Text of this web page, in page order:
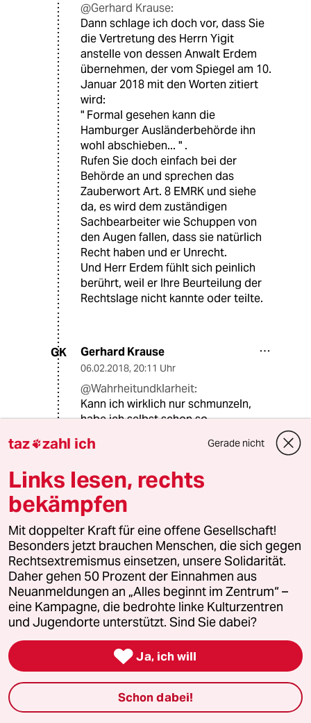
@Gerhard Krause:
Dann schlage ich doch vor, dass Sie
die Vertretung des Herrn Yigit
anstelle von dessen Anwalt Erdem
übernehmen, der vom Spiegel am 10.
Januar 2018 mit den Worten zitiert
wird:
" Formal gesehen kann die
Hamburger Ausländerbehörde ihn
wohl abschieben... " .
Rufen Sie doch einfach bei der
Behörde an und sprechen das
Zauberwort Art. 8 EMRK und siehe
da, es wird dem zuständigen
Sachbearbeiter wie Schuppen von
den Augen fallen, dass sie natürlich
Recht haben und er Unrecht.
Und Herr Erdem fühlt sich peinlich
berührt, weil er Ihre Beurteilung der
Rechtslage nicht kannte oder teilte.
GK Gerhard Krause
06.02.2018, 20:11 Uhr
@Wahrheitundklarheit:
Kann ich wirklich nur schmunzeln,
habe ich selbst schon so
entschieden. :-))
Die Sachbearbeiter in einer
der falschen Stelle, haben leider idR
nur eine Ausbildung für den mittleren
und noch im besten Fall für den
gehobenen Dienst. Da marschiert "8
EMRK" entweder zum Chef oder ins
Rechtsamt.
Wir verzetteln uns indes an einer
falschen Stelle. An dem Fall "stimmt"
etwas nicht, was sich doch wohl ganz
oder teilweise in der zumindest mir
Womöglich war Herr Yigit auch lange
lange Zeit eben nicht Inhaber eines
Aufenthaltstitels. Ich habe eine
Nebenerwägung angestellt und Sie
haben sich daraufhin einen
taz zahl ich Gerade nicht
Links lesen, rechts
bekämpfen
Mit doppelter Kraft für eine offene Gesellschaft!
Besonders jetzt brauchen Menschen, die sich gegen
Rechtsextremismus einsetzen, unsere Solidarität.
Daher gehen 50 Prozent der Einnahmen aus
Neuanmeldungen an „Alles beginnt im Zentrum“ –
eine Kampagne, die bedrohte linke Kulturzentren
und Jugendorte unterstützt. Sind Sie dabei?
 Ja, ich will
Schon dabei!